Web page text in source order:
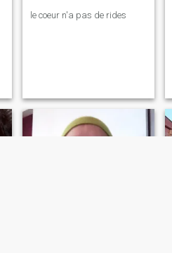
le coeur n'a pas de rides